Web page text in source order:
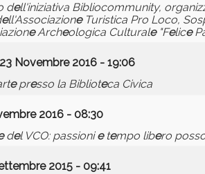
dell'iniziativa Bibliocommunity,
ell'AssociazioneTuristica Pro Loco,
eArcheologica Culturale"Felice
Novembre 2016 - 19:06
epresso la Biblioteca Civica
2016 - 08:30
del VCO: passionietempo libero
2015 - 09:41